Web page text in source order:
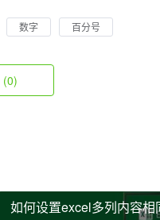
数字 百分号
(0)
如何设置excel多列内容相